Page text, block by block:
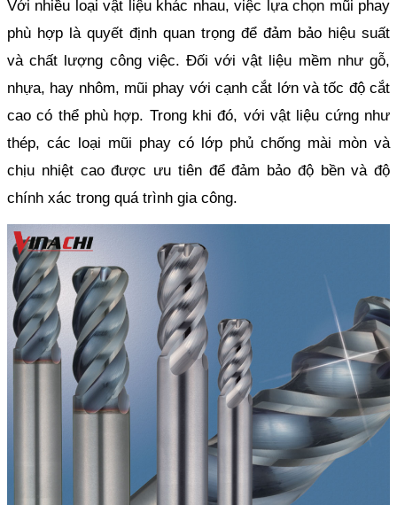
Với nhiều loại vật liệu khác nhau, việc lựa chọn mũi phay
phù hợp là quyết định quan trọng để đảm bảo hiệu suất
và chất lượng công việc. Đối với vật liệu mềm như gỗ,
nhựa, hay nhôm, mũi phay với cạnh cắt lớn và tốc độ cắt
cao có thể phù hợp. Trong khi đó, với vật liệu cứng như
thép, các loại mũi phay có lớp phủ chống mài mòn và
chịu nhiệt cao được ưu tiên để đảm bảo độ bền và độ
chính xác trong quá trình gia công.